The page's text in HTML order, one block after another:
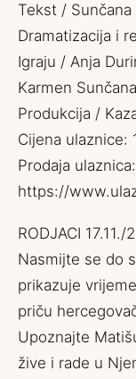
Tekst / Sunčana
Dramatizacija i
Igraju / Anja
Karmen
Produkcija /
Cijena ulaznice:
Prodaja ulaznica:
https://
RODJACI 17.11./
Nasmijte se do
prikazuje
priču
Upoznajte
žive i rade u